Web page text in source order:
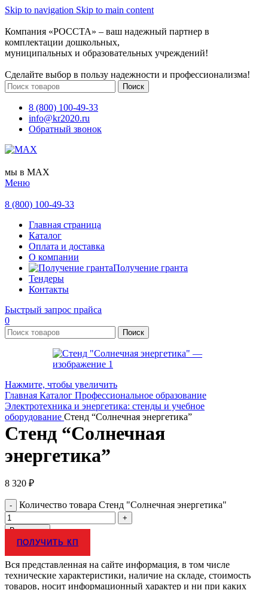
Skip to navigation Skip to main content
Компания «РОССТА» – ваш надежный партнер в
комплектации дошкольных,
муниципальных и образовательных учреждений!
Сделайте выбор в пользу надежности и профессионализма!
Поиск
8 (800) 100-49-33
info@kr2020.ru
Обратный звонок
мы в MAX
Меню
8 (800) 100-49-33
Главная страница
Каталог
Оплата и доставка
О компании
Получение гранта
Тендеры
Контакты
Быстрый запрос прайса
0
Поиск
Нажмите, чтобы увеличить
Главная Каталог Профессиональное образование
Электротехника и энергетика: стенды и учебное
оборудование Стенд “Солнечная энергетика”
Стенд “Солнечная
энергетика”
8 320 ₽
Количество товара Стенд "Солнечная энергетика"
В корзину
ПОЛУЧИТЬ КП
Вся представленная на сайте информация, в том числе
технические характеристики, наличие на складе, стоимость
товаров, носит информационный характер и ни при каких